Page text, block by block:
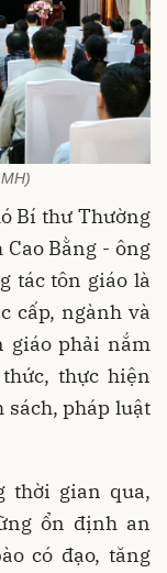
Bí thư Thường
Bằng - ông
tác tôn giáo là
cấp, ngành và
giáo phải nắm
thực hiện
pháp luật
thời gian qua,
ổn định an
có đạo, tăng